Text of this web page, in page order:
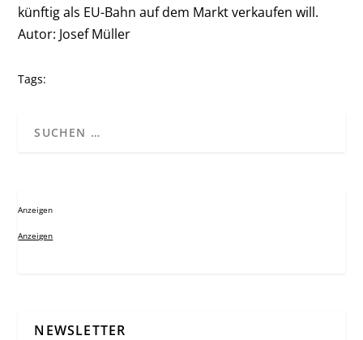
künftig als EU-Bahn auf dem Markt verkaufen will.
Autor: Josef Müller
Tags:
Anzeigen
Anzeigen
NEWSLETTER